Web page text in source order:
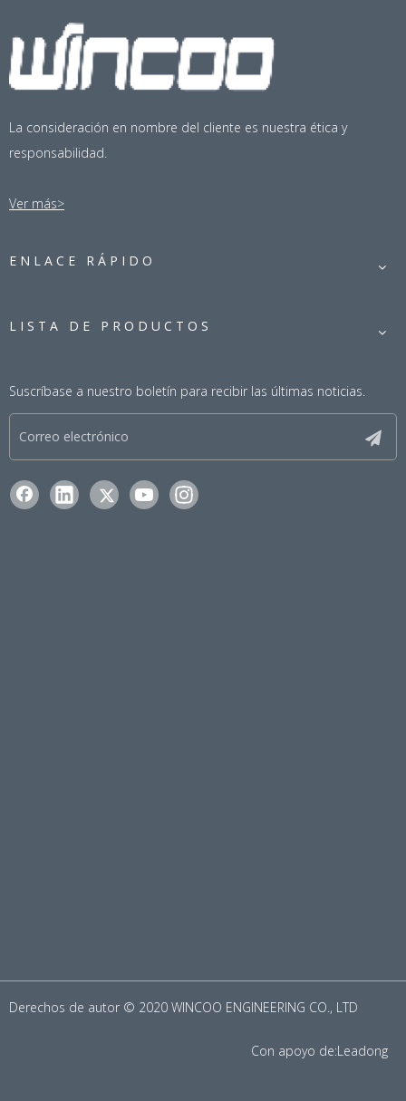
La consideración en nombre del cliente es nuestra ética y
responsabilidad.
Ver más>
ENLACE RÁPIDO
LISTA DE PRODUCTOS
Suscríbase a nuestro boletín para recibir las últimas noticias.
Derechos de autor © 2020 WINCOO ENGINEERING CO., LTD
Con apoyo de:Leadong